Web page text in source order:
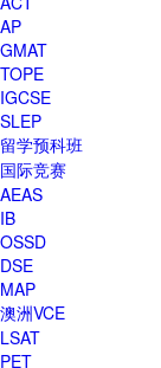
AP
GMAT
TOPE
IGCSE
SLEP
留学预科班
国际竞赛
AEAS
IB
OSSD
DSE
MAP
澳洲VCE
LSAT
PET